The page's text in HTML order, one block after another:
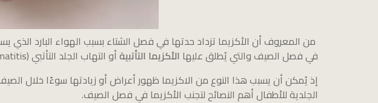
من المعروف أن الأكزيما تزداد حدتها في فصل الشتاء بسبب الهواء البارد
في فصل الصيف والتي يُطلق عليها الأكزيما التأتبيةأو التهاب الجلد التأتبي (Atopic Dermatitis).
إذ يُمكن أن يسبب هذا النوع من الاكزيما ظهور أعراض أو زيادتها سوءًا خلال
الجلدية للأطفال أهم النصائح لتجنب الأكزيما في فصل الصيف.